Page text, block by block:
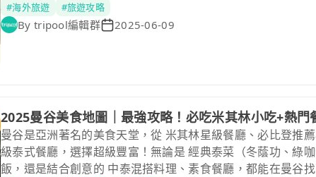
#海外旅遊 #旅遊攻略
By tripool編輯群 2025-06-09
2025曼谷美食地圖｜最強攻略！必吃米其林小吃+熱門
曼谷是亞洲著名的美食天堂，從 米其林星級餐廳、必比登推
級泰式餐廳，選擇超級豐富！無論是 經典泰菜（冬蔭功、綠
飯，還是結合創意的 中泰混搭料理、素食餐廳，都能在曼谷